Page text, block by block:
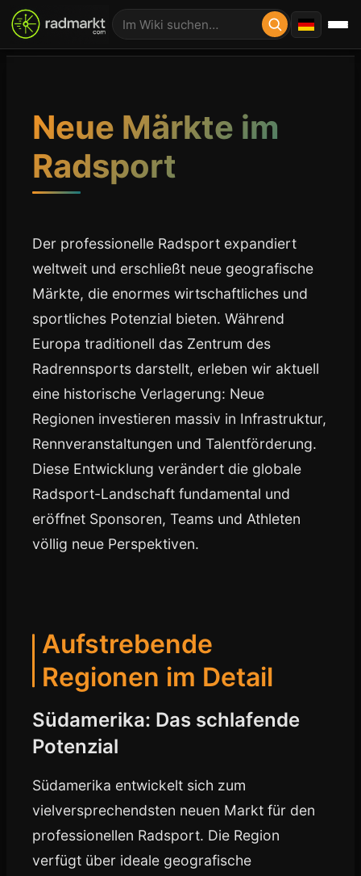
Neue Märkte im
Radsport
Der professionelle Radsport expandiert
weltweit und erschließt neue geografische
Märkte, die enormes wirtschaftliches und
sportliches Potenzial bieten. Während
Europa traditionell das Zentrum des
Radrennsports darstellt, erleben wir aktuell
eine historische Verlagerung: Neue
Regionen investieren massiv in Infrastruktur,
Rennveranstaltungen und Talentförderung.
Diese Entwicklung verändert die globale
Radsport-Landschaft fundamental und
eröffnet Sponsoren, Teams und Athleten
völlig neue Perspektiven.
Aufstrebende
Regionen im Detail
Südamerika: Das schlafende
Potenzial
Südamerika entwickelt sich zum
vielversprechendsten neuen Markt für den
professionellen Radsport. Die Region
verfügt über ideale geografische